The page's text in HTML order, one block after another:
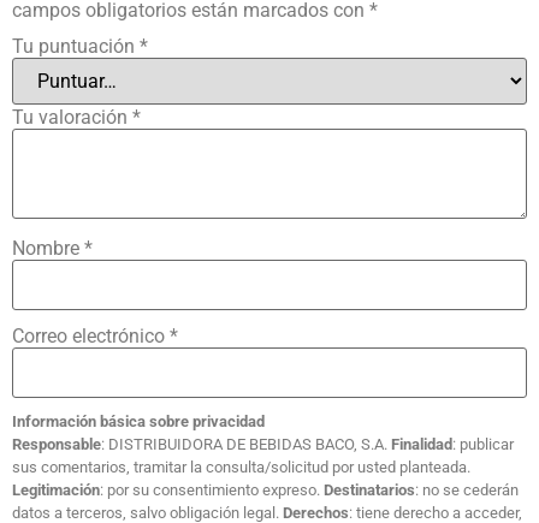
campos obligatorios están marcados con *
Tu puntuación *
Tu valoración *
Nombre *
Correo electrónico *
Información básica sobre privacidad
Responsable: DISTRIBUIDORA DE BEBIDAS BACO, S.A. Finalidad: publicar
sus comentarios, tramitar la consulta/solicitud por usted planteada.
Legitimación: por su consentimiento expreso. Destinatarios: no se cederán
datos a terceros, salvo obligación legal. Derechos: tiene derecho a acceder,